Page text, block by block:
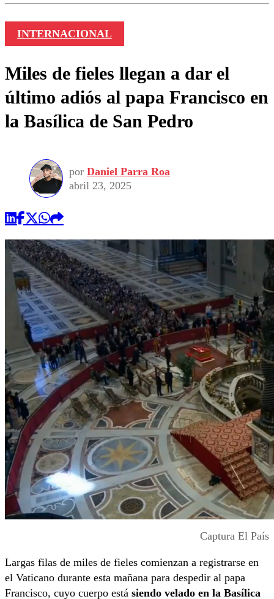
INTERNACIONAL
Miles de fieles llegan a dar el
último adiós al papa Francisco en
la Basílica de San Pedro
por Daniel Parra Roa
abril 23, 2025
Captura El País
Largas filas de miles de fieles comienzan a registrarse en
el Vaticano durante esta mañana para despedir al papa
Francisco, cuyo cuerpo está siendo velado en la Basílica